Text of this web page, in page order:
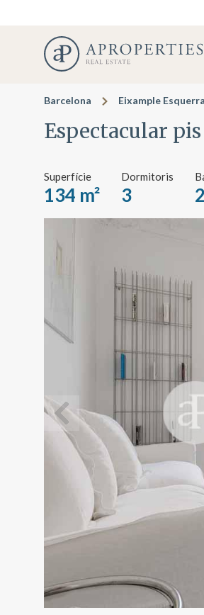
Barcelona Eixample Esquerra
Espectacular
Superfície
134 m²
Dormitoris
3 2